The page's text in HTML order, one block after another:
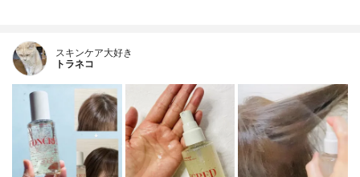
スキンケア大好き
トラネコ